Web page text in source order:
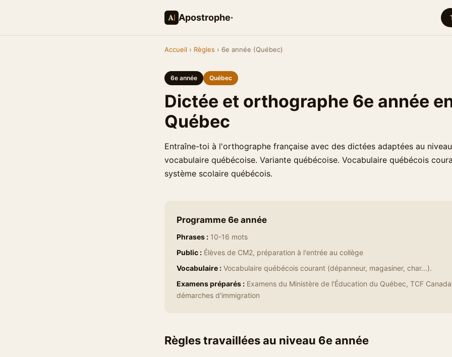
Apostrophe·
Accueil › Règles › 6e année (Québec)
6e année Québec
Dictée et orthographe 6e année
Québec
Entraîne-toi à l'orthographe française avec des dictées adaptées au
vocabulaire québécoise. Variante québécoise. Vocabulaire québécois
système scolaire québécois.
Programme 6e année
Phrases : 10-16 mots
Public : Élèves de CM2, préparation à l'entrée au collège
Vocabulaire : Vocabulaire québécois courant (dépanneur, magasiner, char...).
Examens préparés : Examens du Ministère de l'Éducation du Québec, TCF
démarches d'immigration
Règles travaillées au niveau 6e année